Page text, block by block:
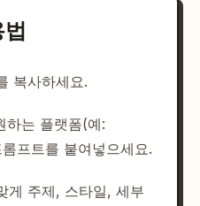
복사하세요.
하는 플랫폼(예:
프트를 붙여넣으세요.
게 주제, 스타일, 세부